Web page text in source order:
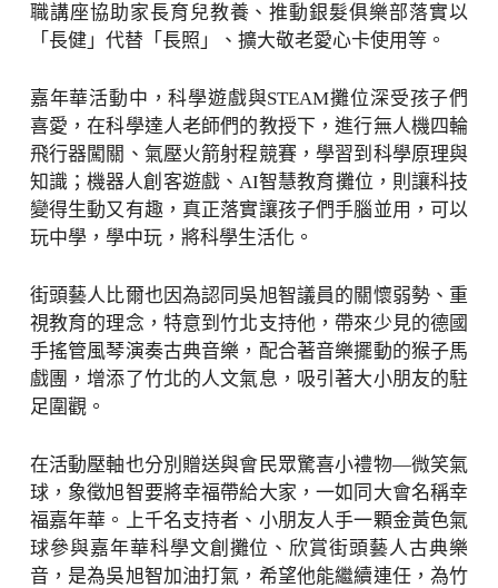
職講座協助家長育兒教養、推動銀髮俱樂部落實以
「長健」代替「長照」、擴大敬老愛心卡使用等。
嘉年華活動中，科學遊戲與STEAM攤位深受孩子們
喜愛，在科學達人老師們的教授下，進行無人機四輪
飛行器闖關、氣壓火箭射程競賽，學習到科學原理與
知識；機器人創客遊戲、AI智慧教育攤位，則讓科技
變得生動又有趣，真正落實讓孩子們手腦並用，可以
玩中學，學中玩，將科學生活化。
街頭藝人比爾也因為認同吳旭智議員的關懷弱勢、重
視教育的理念，特意到竹北支持他，帶來少見的德國
手搖管風琴演奏古典音樂，配合著音樂擺動的猴子馬
戲團，增添了竹北的人文氣息，吸引著大小朋友的駐
足圍觀。
在活動壓軸也分別贈送與會民眾驚喜小禮物—微笑氣
球，象徵旭智要將幸福帶給大家，一如同大會名稱幸
福嘉年華。上千名支持者、小朋友人手一顆金黃色氣
球參與嘉年華科學文創攤位、欣賞街頭藝人古典樂
音，是為吳旭智加油打氣，希望他能繼續連任，為竹